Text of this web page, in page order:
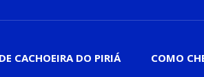
CACHOEIRA DO PIRIÁ COMO